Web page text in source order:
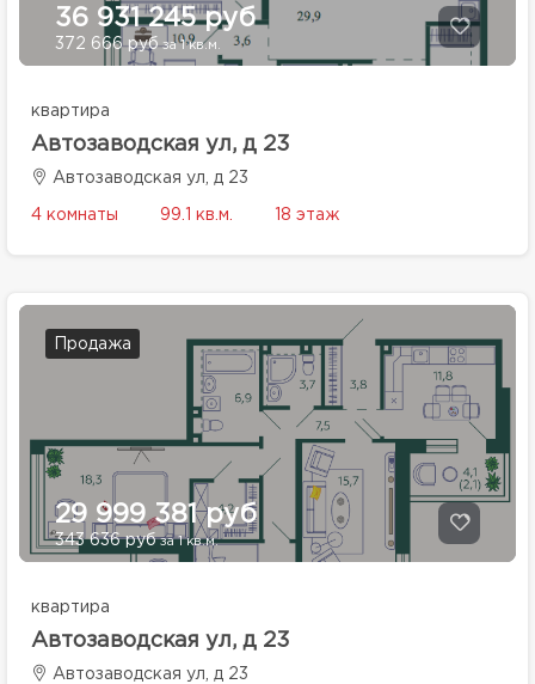
36 931 245 руб
372 666 рубза 1 кв.м.
квартира
Автозаводская ул, д 23
Автозаводская ул, д 23
4 комнаты 99.1 кв.м. 18 этаж
Продажа
29 999 381 руб
343 636 рубза 1 кв.м.
квартира
Автозаводская ул, д 23
Автозаводская ул, д 23